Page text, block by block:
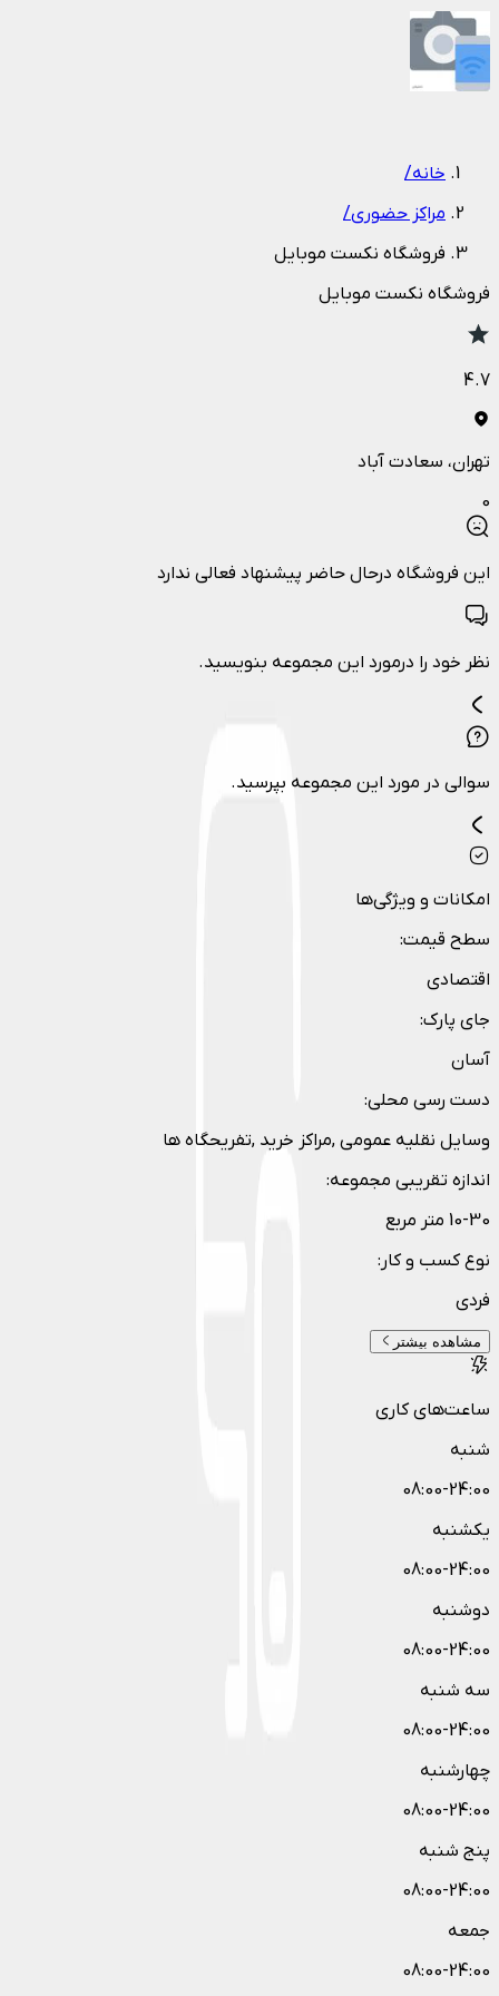
1/1
خانه/
مراکز حضوری/
فروشگاه نکست موبایل
فروشگاه نکست موبایل
4.7
تهران، سعادت آباد
0
این فروشگاه درحال حاضر پیشنهاد فعالی ندارد
نظر خود را درمورد این مجموعه بنویسید.
سوالی در مورد این مجموعه بپرسید.
امکانات و ویژگی‌ها
سطح قیمت:
اقتصادی
جای پارک:
آسان
دست رسی محلی:
وسایل نقلیه عمومی ,مراکز خرید ,تفریحگاه ها
اندازه تقریبی مجموعه:
10-30 متر مربع
نوع کسب و کار :
فردی
مشاهده بیشتر
ساعت‌های کاری
شنبه
08:00-24:00
یکشنبه
08:00-24:00
دوشنبه
08:00-24:00
سه شنبه
08:00-24:00
چهارشنبه
08:00-24:00
پنج شنبه
08:00-24:00
جمعه
08:00-24:00